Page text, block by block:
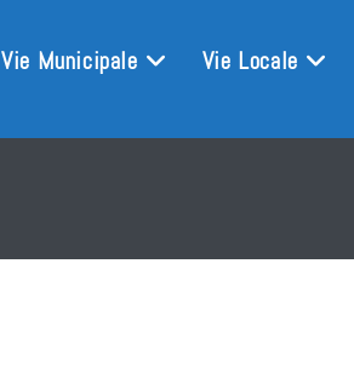
Vie Municipale Vie Locale